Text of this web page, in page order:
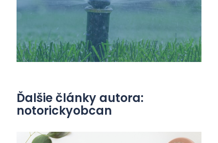
Ďalšie články autora:
notorickyobcan